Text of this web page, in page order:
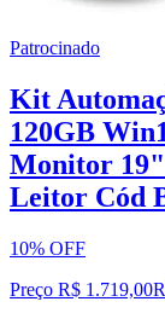
Patrocinado
Kit
120GB
Monitor
Leitor Cód
10% OFF
Preço R$ 1.719,00